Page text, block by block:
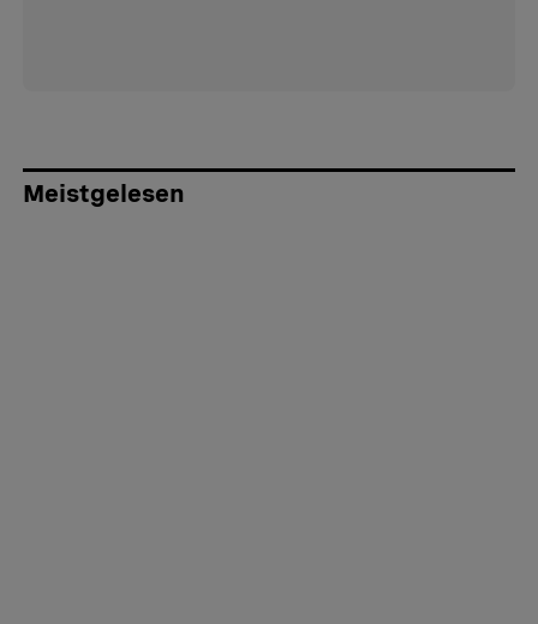
Meistgelesen